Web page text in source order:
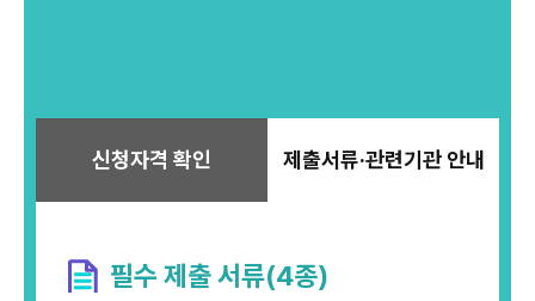
신청자격 확인 제출서류·관련기관 안내
필수 제출 서류(4종)